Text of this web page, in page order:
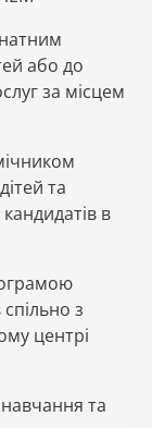
або до
за місцем
та
в
з
центрі
та